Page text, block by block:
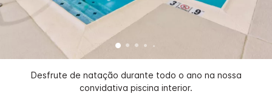
Desfrute de natação durante todo o ano na nossa
convidativa piscina interior.